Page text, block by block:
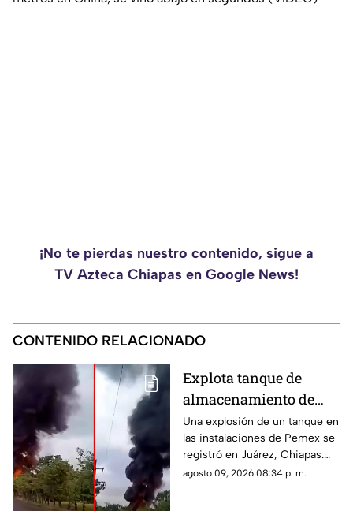
¡No te pierdas nuestro contenido, sigue a
TV Azteca Chiapas en Google News!
CONTENIDO RELACIONADO
Explota tanque de
almacenamiento de
hidrocarburo de Pemex
en Chiapas
Una explosión de un tanque en
las instalaciones de Pemex se
registró en Juárez, Chiapas.
Entérate de los detalles y el
agosto 09, 2026 08:34 p. m.